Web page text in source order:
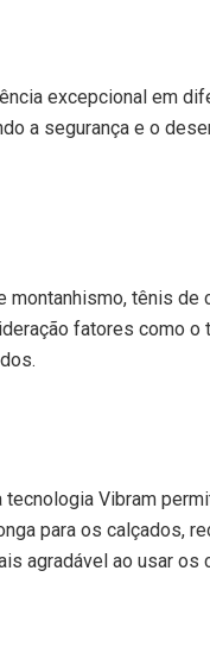
excepcional em
a segurança e o
tênis de
fatores como o
Vibram
para os calçados,
agradável ao usar os